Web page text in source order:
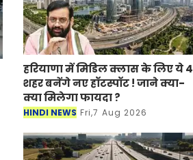
हरियाणा में मिडिल क्लास के लिए ये 4
शहर बनेंगे नए हॉटस्पॉट ! जाने क्या-
क्या मिलेगा फायदा ?
HINDI NEWS Fri,7 Aug 2026